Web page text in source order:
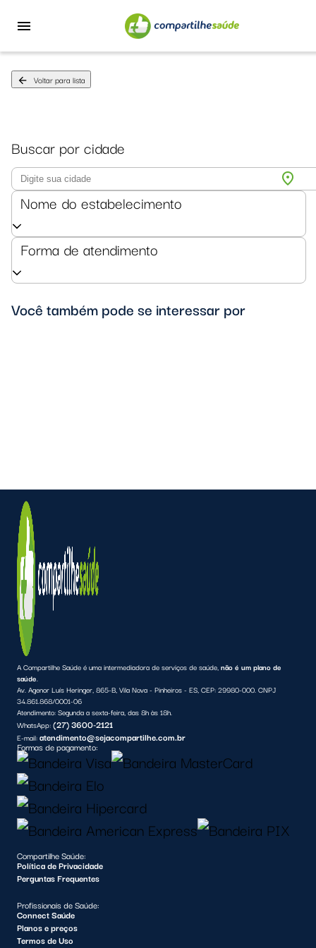
menu
arrow_back Voltar para lista
Buscar por cidade
location_on
Nome do estabelecimento
Forma de atendimento
Você também pode se interessar por
A Compartilhe Saúde é uma intermediadora de serviços de saúde,não é um plano de
saúde.
Av. Agenor Luís Heringer, 865-B, Vila Nova - Pinheiros - ES, CEP: 29980-000. CNPJ
34.861.868/0001-06
Atendimento:Segunda a sexta-feira, das 8h às 18h.
WhatsApp:(27) 3600-2121
E-mail:atendimento@sejacompartilhe.com.br
Formas de pagamento:
Compartilhe Saúde:
Política de Privacidade
Perguntas Frequentes
Profissionais de Saúde:
Connect Saúde
Planos e preços
Termos de Uso